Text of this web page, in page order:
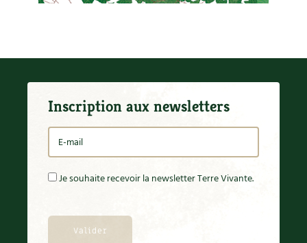
Inscription aux newsletters
Je souhaite recevoir la newsletter Terre Vivante.